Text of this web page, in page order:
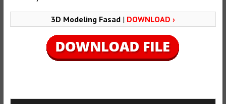
3D Modeling Fasad | DOWNLOAD ›